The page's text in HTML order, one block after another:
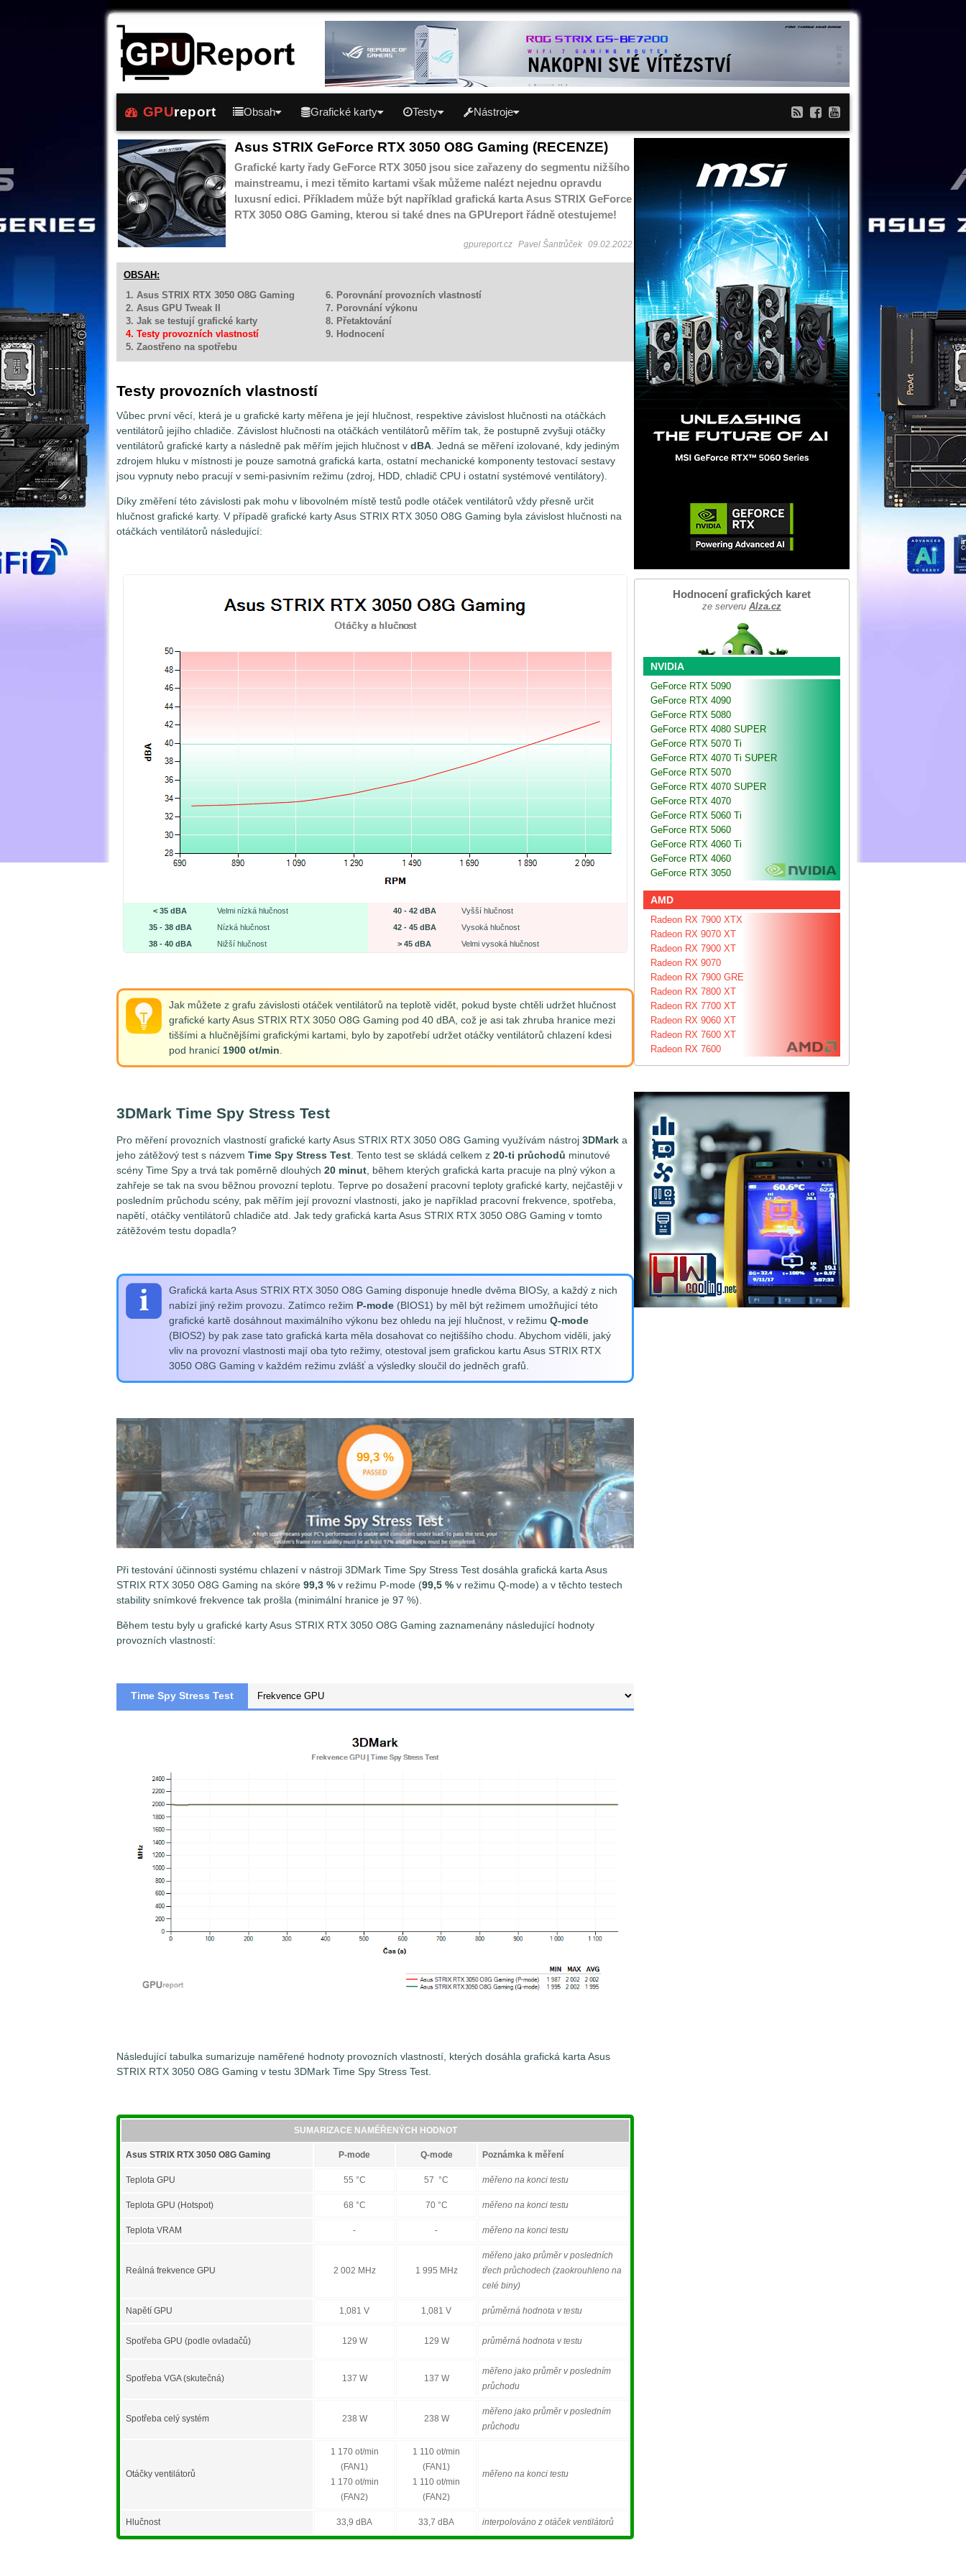
GPUreport Obsah Grafické karty Testy Nástroje
Asus STRIX GeForce RTX 3050 O8G Gaming (RECENZE)
Grafické karty řady GeForce RTX 3050 jsou sice zařazeny do segmentu nižšího
mainstreamu, i mezi těmito kartami však můžeme nalézt nejednu opravdu
luxusní edici. Příkladem může být například grafická karta Asus STRIX GeForce
RTX 3050 O8G Gaming, kterou si také dnes na GPUreport řádně otestujeme!
gpureport.cz Pavel Šantrůček 09.02.2022
OBSAH:
1. Asus STRIX RTX 3050 O8G Gaming
6. Porovnání provozních vlastností
2. Asus GPU Tweak II
7. Porovnání výkonu
3. Jak se testují grafické karty
8. Přetaktování
4. Testy provozních vlastností
9. Hodnocení
5. Zaostřeno na spotřebu
Testy provozních vlastností
Vůbec první věcí, která je u grafické karty měřena je její hlučnost, respektive závislost hlučnosti na otáčkách
ventilátorů jejího chladiče. Závislost hlučnosti na otáčkách ventilátorů měřím tak, že postupně zvyšuji otáčky
ventilátorů grafické karty a následně pak měřím jejich hlučnost v dBA . Jedná se měření izolované, kdy jediným
zdrojem hluku v místnosti je pouze samotná grafická karta, ostatní mechanické komponenty testovací sestavy
jsou vypnuty nebo pracují v semi-pasivním režimu (zdroj, HDD, chladič CPU i ostatní systémové ventilátory).
Díky změření této závislosti pak mohu v libovolném místě testů podle otáček ventilátorů vždy přesně určit
hlučnost grafické karty. V případě grafické karty Asus STRIX RTX 3050 O8G Gaming byla závislost hlučnosti na
otáčkách ventilátorů následující:
< 35 dBA Velmi nízká hlučnost 40 - 42 dBA
Vyšší hlučnost
35 - 38 dBA
Nízká hlučnost 42 - 45 dBA
Vysoká hlučnost
38 - 40 dBA
Nižší hlučnost > 45 dBA Velmi vysoká hlučnost
Jak můžete z grafu závislosti otáček ventilátorů na teplotě vidět, pokud byste chtěli udržet hlučnost
grafické karty Asus STRIX RTX 3050 O8G Gaming pod 40 dBA, což je asi tak zhruba hranice mezi
tiššími a hlučnějšími grafickými kartami, bylo by zapotřebí udržet otáčky ventilátorů chlazení kdesi
pod hranicí 1900 ot/min
3DMark Time Spy Stress Test
Pro měření provozních vlastností grafické karty Asus STRIX RTX 3050 O8G Gaming využívám nástroj 3DMark a
jeho zátěžový test s názvem Time Spy Stress Test . Tento test se skládá celkem z 20-ti průchodů minutové
scény Time Spy a trvá tak poměrně dlouhých 20 minut , během kterých grafická karta pracuje na plný výkon a
zahřeje se tak na svou běžnou provozní teplotu. Teprve po dosažení pracovní teploty grafické karty, nejčastěji v
posledním průchodu scény, pak měřím její provozní vlastnosti, jako je například pracovní frekvence, spotřeba,
napětí, otáčky ventilátorů chladiče atd. Jak tedy grafická karta Asus STRIX RTX 3050 O8G Gaming v tomto
zátěžovém testu dopadla?
Grafická karta Asus STRIX RTX 3050 O8G Gaming disponuje hnedle dvěma BIOSy, a každý z nich
nabízí jiný režim provozu. Zatímco režim P-mode (BIOS1) by měl být režimem umožňující této
grafické kartě dosáhnout maximálního výkonu bez ohledu na její hlučnost, v režimu Q-mode
(BIOS2) by pak zase tato grafická karta měla dosahovat co nejtiššího chodu. Abychom viděli, jaký
vliv na provozní vlastnosti mají oba tyto režimy, otestoval jsem grafickou kartu Asus STRIX RTX
3050 O8G Gaming v každém režimu zvlášť a výsledky sloučil do jedněch grafů.
99,3 %
Při testování účinnosti systému chlazení v nástroji 3DMark Time Spy Stress Test dosáhla grafická karta Asus
STRIX RTX 3050 O8G Gaming na skóre 99,3 % v režimu P-mode (99,5 % v režimu Q-mode) a v těchto testech
stability snímkové frekvence tak prošla (minimální hranice je 97 %).
Během testu byly u grafické karty Asus STRIX RTX 3050 O8G Gaming zaznamenány následující hodnoty
provozních vlastností:
Time Spy Stress Test
Následující tabulka sumarizuje naměřené hodnoty provozních vlastností, kterých dosáhla grafická karta Asus
STRIX RTX 3050 O8G Gaming v testu 3DMark Time Spy Stress Test.
SUMARIZACE NAMĚŘENÝCH HODNOT
Asus STRIX RTX 3050 O8G Gaming P-mode Q-mode Poznámka k měření
Teplota GPU 55 °C 57 °C měřeno na konci testu
Teplota GPU (Hotspot) 68 °C 70 °C měřeno na konci testu
Teplota VRAM - - měřeno na konci testu
Reálná frekvence GPU 2 002 MHz 1 995 MHz
měřeno jako průměr v posledních
třech průchodech (zaokrouhleno na
celé biny)
Napětí GPU 1,081 V 1,081 V průměrná hodnota v testu
Spotřeba GPU (podle ovladačů) 129 W 129 W průměrná hodnota v testu
Spotřeba VGA (skutečná) 137 W 137 W
měřeno jako průměr v posledním
průchodu
Spotřeba celý systém 238 W 238 W
měřeno jako průměr v posledním
průchodu
Otáčky ventilátorů
1 170 ot/min
(FAN1)
1 170 ot/min
(FAN2)
1 110 ot/min
(FAN1)
1 110 ot/min
(FAN2)
měřeno na konci testu
Hlučnost 33,9 dBA 33,7 dBA interpolováno z otáček ventilátorů
Hodnocení grafických karet
ze serveru Alza.cz
NVIDIA
GeForce RTX 5090
GeForce RTX 4090
GeForce RTX 5080
GeForce RTX 4080 SUPER
GeForce RTX 5070 Ti
GeForce RTX 4070 Ti SUPER
GeForce RTX 5070
GeForce RTX 4070 SUPER
GeForce RTX 4070
GeForce RTX 5060 Ti
GeForce RTX 5060
GeForce RTX 4060 Ti
GeForce RTX 4060
GeForce RTX 3050
AMD
Radeon RX 7900 XTX
Radeon RX 9070 XT
Radeon RX 7900 XT
Radeon RX 9070
Radeon RX 7900 GRE
Radeon RX 7800 XT
Radeon RX 7700 XT
Radeon RX 9060 XT
Radeon RX 7600 XT
Radeon RX 7600